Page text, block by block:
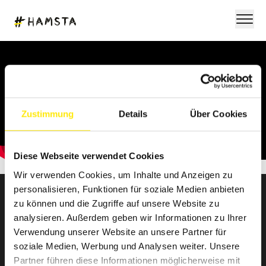
Zustimmung Details Über Cookies
Diese Webseite verwendet Cookies
Wir verwenden Cookies, um Inhalte und Anzeigen zu
personalisieren, Funktionen für soziale Medien anbieten
zu können und die Zugriffe auf unsere Website zu
analysieren. Außerdem geben wir Informationen zu Ihrer
Verwendung unserer Website an unsere Partner für
soziale Medien, Werbung und Analysen weiter. Unsere
Partner führen diese Informationen möglicherweise mit
NEWSLETTER ANMELDUNG
Bring Farbe in deine Mailbox! Hol dir Branchennews,